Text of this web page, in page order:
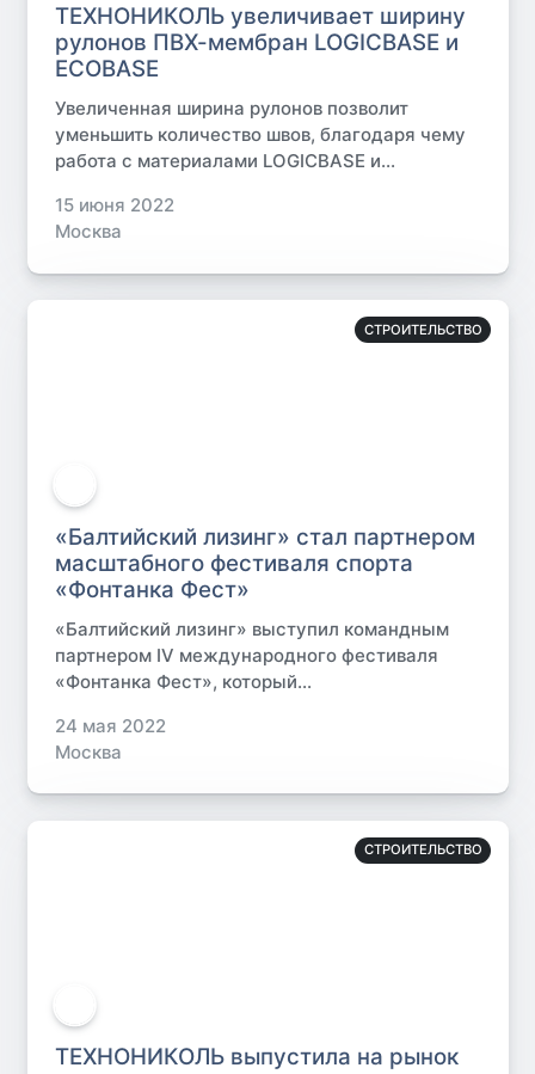
ТЕХНОНИКОЛЬ увеличивает ширину
рулонов ПВХ-мембран LOGICBASE и
ECOBASE
Увеличенная ширина рулонов позволит
уменьшить количество швов, благодаря чему
работа с материалами LOGICBASE и...
15 июня 2022
Москва
СТРОИТЕЛЬСТВО
«Балтийский лизинг» стал партнером
масштабного фестиваля спорта
«Фонтанка Фест»
«Балтийский лизинг» выступил командным
партнером IV международного фестиваля
«Фонтанка Фест», который...
24 мая 2022
Москва
СТРОИТЕЛЬСТВО
ТЕХНОНИКОЛЬ выпустила на рынок